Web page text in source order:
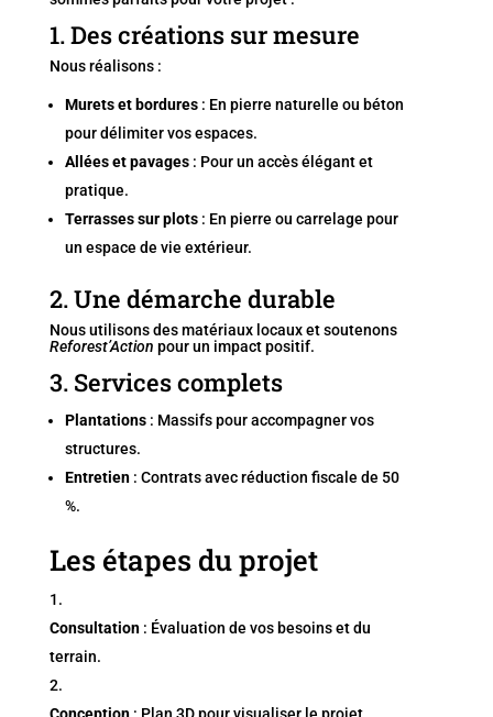
1. Des créations sur mesure
Nous réalisons :
Murets et bordures: En pierre naturelle ou béton
pour délimiter vos espaces.
Allées et pavages: Pour un accès élégant et
pratique.
Terrasses sur plots: En pierre ou carrelage pour
un espace de vie extérieur.
2. Une démarche durable
Nous utilisons des matériaux locaux et soutenons
Reforest’Action pour un impact positif.
3. Services complets
Plantations: Massifs pour accompagner vos
structures.
Entretien: Contrats avec réduction fiscale de 50
%.
Les étapes du projet
Consultation: Évaluation de vos besoins et du
terrain.